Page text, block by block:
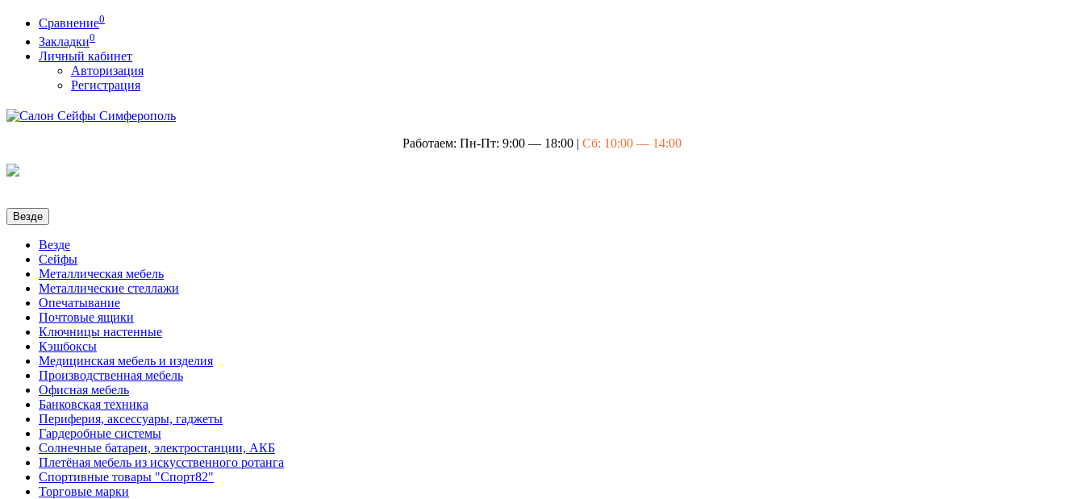
Сравнение0
Закладки0
Личный кабинет
Авторизация
Регистрация
Работаем: Пн-Пт: 9:00 — 18:00 | Сб: 10:00 — 14:00
Везде
Везде
Сейфы
Металлическая мебель
Металлические стеллажи
Опечатывание
Почтовые ящики
Ключницы настенные
Кэшбоксы
Медицинская мебель и изделия
Производственная мебель
Офисная мебель
Банковская техника
Периферия, аксессуары, гаджеты
Гардеробные системы
Солнечные батареи, электростанции, АКБ
Плетёная мебель из искусственного ротанга
Спортивные товары "Спорт82"
Торговые марки